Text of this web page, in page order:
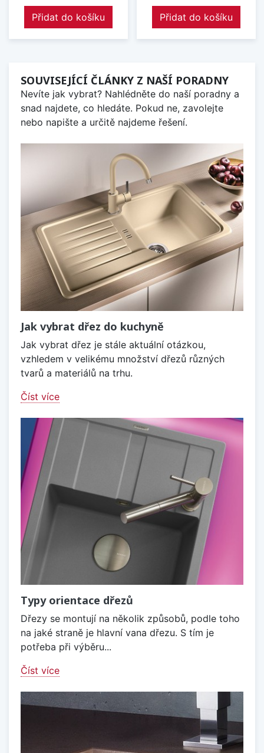
Přidat do košíku Přidat do košíku
SOUVISEJÍCÍ ČLÁNKY Z NAŠÍ PORADNY
Nevíte jak vybrat? Nahlédněte do naší poradny a
snad najdete, co hledáte. Pokud ne, zavolejte
nebo napište a určitě najdeme řešení.
Jak vybrat dřez do kuchyně
Jak vybrat dřez je stále aktuální otázkou,
vzhledem v velikému množství dřezů různých
tvarů a materiálů na trhu.
Číst více
Typy orientace dřezů
Dřezy se montují na několik způsobů, podle toho
na jaké straně je hlavní vana dřezu. S tím je
potřeba při výběru...
Číst více